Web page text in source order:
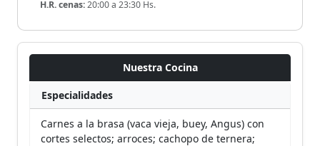
H.R. cenas:20:00 a 23:30 Hs.
Nuestra Cocina
Especialidades
Carnes a la brasa (vaca vieja, buey, Angus) con
cortes selectos; arroces; cachopo de ternera;